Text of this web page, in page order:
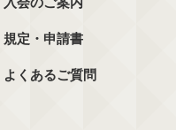
規定・申請書
よくあるご質問